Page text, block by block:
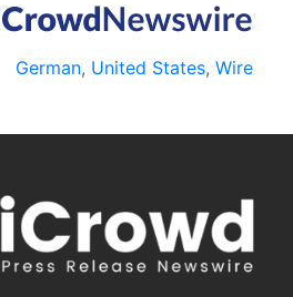
German, United States, Wire